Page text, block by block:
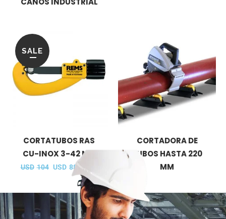
SALE
CORTATUBOS RAS
CU-INOX 3-42 MM
USD 104 USD 88 IVA Inc.
CORTADORA DE
TUBOS HASTA 220
MM